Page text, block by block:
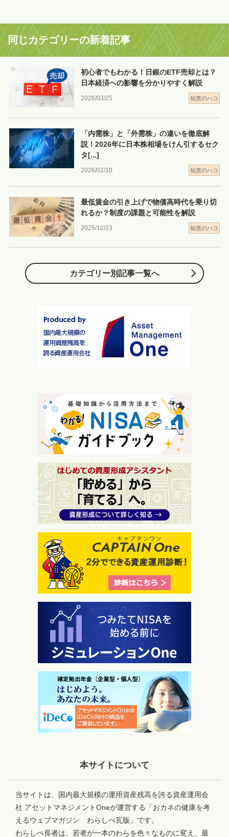
同じカテゴリーの新着記事
2026/03/25 知恵のハコ
初心者でもわかる！日銀のETF売却とは？
日本経済への影響を分かりやすく解説
2026/02/10 知恵のハコ
「内需株」と「外需株」の違いを徹底解
説！2026年に日本株相場をけん引するセク
タ[...]
2025/12/23 知恵のハコ
最低賃金の引き上げで物価高時代を乗り切
れるか？制度の課題と可能性を解説
カテゴリー別記事一覧へ
本サイトについて
当サイトは、国内最大規模の運用資産残高を誇る資産運用会
社 アセットマネジメントOneが運営する「おカネの健康を考
えるウェブマガジン わらしべ瓦版」です。
わらしべ長者は、若者が一本のわらを色々なものに変え、最